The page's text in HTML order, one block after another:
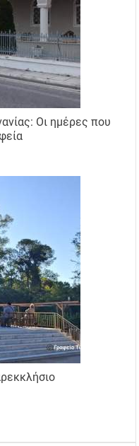
Οι ημέρες που